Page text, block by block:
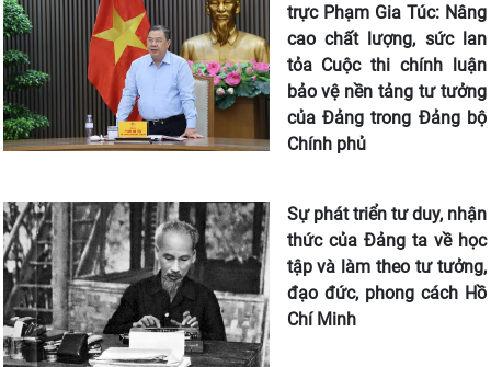
trực Phạm Gia Túc: Nâng
cao chất lượng, sức lan
tỏa Cuộc thi chính luận
bảo vệ nền tảng tư tưởng
của Đảng trong Đảng bộ
Chính phủ
Sự phát triển tư duy, nhận
thức của Đảng ta về học
tập và làm theo tư tưởng,
đạo đức, phong cách Hồ
Chí Minh